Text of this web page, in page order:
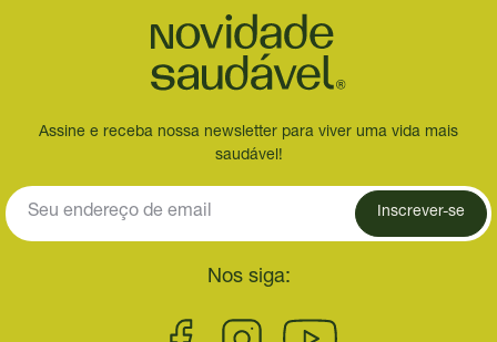
Assine e receba nossa newsletter para viver uma vida mais
saudável!
Inscrever-se
Nos siga: